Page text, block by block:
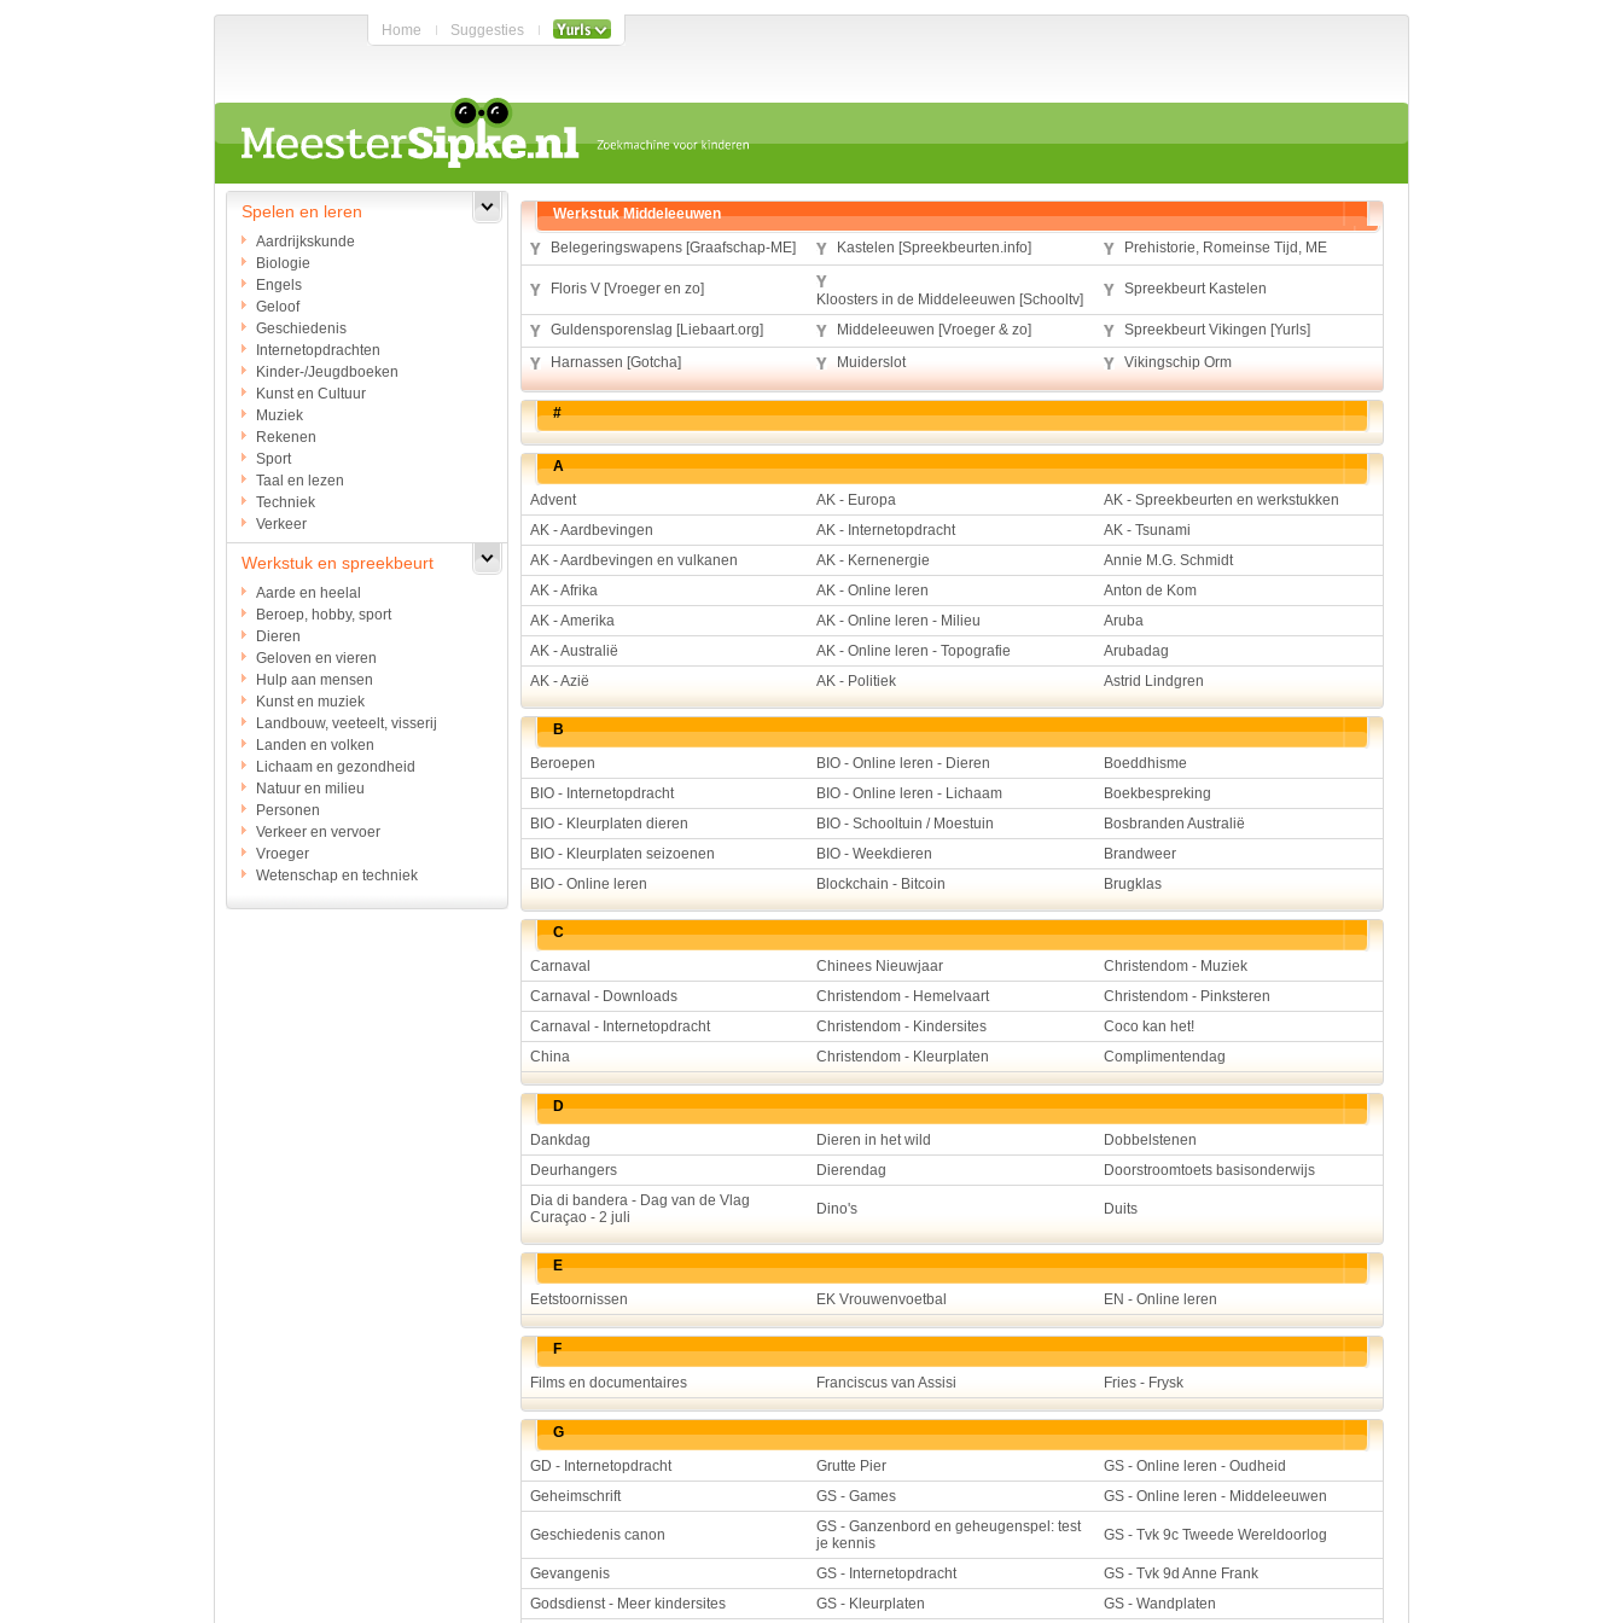
Home Suggesties
Spelen en leren
Aardrijkskunde
Biologie
Engels
Geloof
Geschiedenis
Internetopdrachten
Kinder-/Jeugdboeken
Kunst en Cultuur
Muziek
Rekenen
Sport
Taal en lezen
Techniek
Verkeer
Werkstuk en spreekbeurt
Aarde en heelal
Beroep, hobby, sport
Dieren
Geloven en vieren
Hulp aan mensen
Kunst en muziek
Landbouw, veeteelt, visserij
Landen en volken
Lichaam en gezondheid
Natuur en milieu
Personen
Verkeer en vervoer
Vroeger
Wetenschap en techniek
Werkstuk Middeleeuwen
Belegeringswapens [Graafschap-ME]
Kastelen [Spreekbeurten.info] Prehistorie, Romeinse Tijd, ME
Floris V [Vroeger en zo]
Kloosters in de Middeleeuwen [Schooltv]
Spreekbeurt Kastelen
Guldensporenslag [Liebaart.org] Middeleeuwen [Vroeger & zo]
Spreekbeurt Vikingen [Yurls]
Harnassen [Gotcha]
Muiderslot Vikingschip Orm
#
A
Advent
AK - Europa
AK - Spreekbeurten en werkstukken
AK - Aardbevingen
AK - Internetopdracht
AK - Tsunami
AK - Aardbevingen en vulkanen
AK - Kernenergie
Annie M.G. Schmidt
AK - Afrika
AK - Online leren
Anton de Kom
AK - Amerika
AK - Online leren - Milieu
Aruba
AK - Australië
AK - Online leren - Topografie
Arubadag
AK - Azië
AK - Politiek Astrid Lindgren
B
Beroepen
BIO - Online leren - Dieren
Boeddhisme
BIO - Internetopdracht
BIO - Online leren - Lichaam
Boekbespreking
BIO - Kleurplaten dieren
BIO - Schooltuin / Moestuin
Bosbranden Australië
BIO - Kleurplaten seizoenen
BIO - Weekdieren
Brandweer
BIO - Online leren
Blockchain - Bitcoin Brugklas
C
Carnaval
Chinees Nieuwjaar
Christendom - Muziek
Carnaval - Downloads
Christendom - Hemelvaart
Christendom - Pinksteren
Carnaval - Internetopdracht
Christendom - Kindersites
Coco kan het!
China
Christendom - Kleurplaten Complimentendag
D
Dankdag
Dieren in het wild
Dobbelstenen
Deurhangers
Dierendag
Doorstroomtoets basisonderwijs
Dia di bandera - Dag van de Vlag
Curaçao - 2 juli
Dino's Duits
E
Eetstoornissen
EK Vrouwenvoetbal EN - Online leren
F
Films en documentaires
Franciscus van Assisi Fries - Frysk
G
GD - Internetopdracht
Grutte Pier
GS - Online leren - Oudheid
Geheimschrift
GS - Games GS - Online leren - Middeleeuwen
Geschiedenis canon
GS - Ganzenbord en geheugenspel: test
je kennis
GS - Tvk 9c Tweede Wereldoorlog
Gevangenis GS - Internetopdracht
GS - Tvk 9d Anne Frank
Godsdienst - Meer kindersites
GS - Kleurplaten GS - Wandplaten